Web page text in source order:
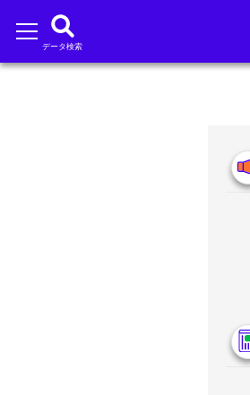
データ検索